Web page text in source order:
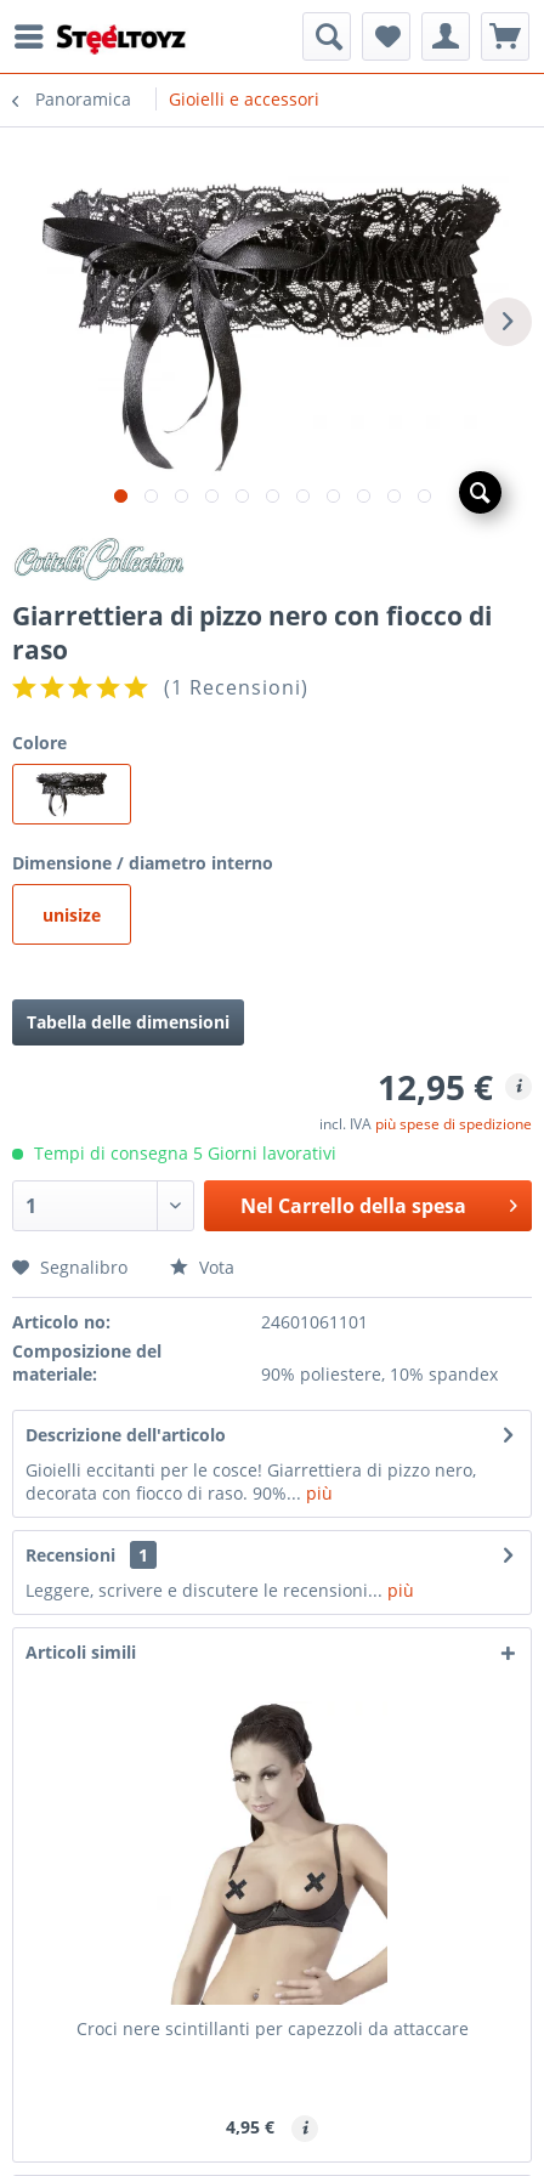
Panoramica Gioielli e accessori
Giarrettiera di pizzo nero con fiocco di
raso
(1 Recensioni)
Colore
Dimensione / diametro interno
unisize
Tabella delle dimensioni
12,95 €
incl. IVA più spese di spedizione
Tempi di consegna 5 Giorni lavorativi
Nel Carrello della spesa
Segnalibro Vota
Articolo no:
24601061101
Composizione del
materiale:
90% poliestere, 10% spandex
Descrizione dell'articolo
Gioielli eccitanti per le cosce! Giarrettiera di pizzo nero,
decorata con fiocco di raso. 90%... più
Recensioni
1
Leggere, scrivere e discutere le recensioni... più
Articoli simili
Croci nere scintillanti per capezzoli da attaccare
4,95 €